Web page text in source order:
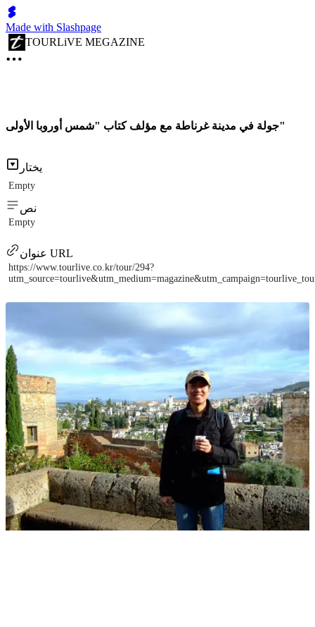
Made with Slashpage
TOURLiVE MEGAZINE
جولة في مدينة غرناطة مع مؤلف كتاب "شمس أوروبا الأولى"
يختار
Empty
نص
Empty
عنوان URL
https://www.tourlive.co.kr/tour/294?